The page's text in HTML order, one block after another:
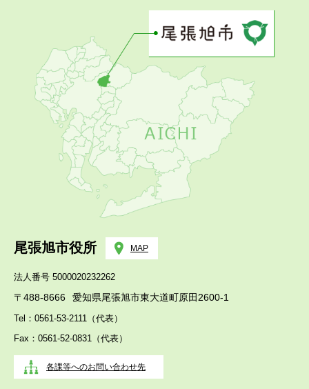
尾張旭市役所 MAP
法人番号 5000020232262
〒488-8666 愛知県尾張旭市東大道町原田2600-1
Tel：0561-53-2111（代表）
Fax：0561-52-0831（代表）
各課等へのお問い合わせ先